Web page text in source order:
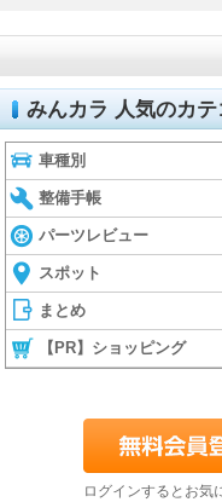
みんカラ 人気のカテ
車種別
整備手帳
パーツレビュー
スポット
まとめ
【PR】ショッピング
ログインするとお気